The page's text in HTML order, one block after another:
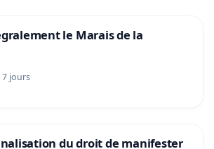
le Marais de la
7 jours
du droit de manifester